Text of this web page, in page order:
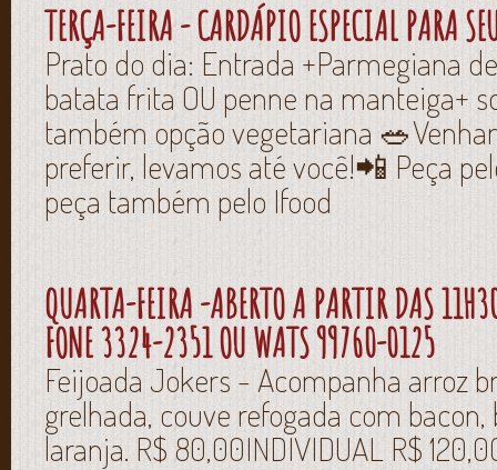
TERÇA-FEIRA - CARDÁPIO ESPECIAL PARA
Prato do dia: Entrada +Parmegiana
batata frita OU penne na manteiga+
também opção vegetariana
preferir, levamos até você!📲 Peça
peça também pelo Ifood
QUARTA-FEIRA -ABERTO A PARTIR DAS
FONE 3324-2351 OU WATS 99760-0125
Feijoada Jokers - Acompanha arroz
grelhada, couve refogada com
laranja. R$ 80,00INDIVIDUAL R$